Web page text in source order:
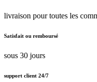
livraison pour toutes les
Satisfait ou remboursé
sous 30 jours
support client 24/7